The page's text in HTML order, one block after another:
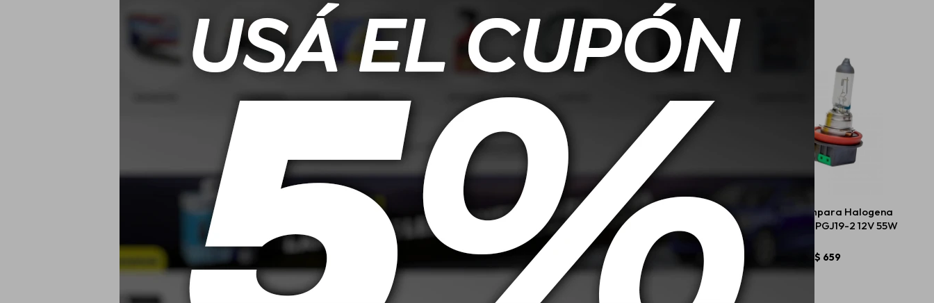
Narva Emulador Canbus Led
665
Narva Lampara Halogena
Range Power Blue+ 12V 5W
$106
Narva Led T20 12V 21W
$
Narva Lampara Halogena
Longlife H11 PGJ19-2 12V 55W
$ 659